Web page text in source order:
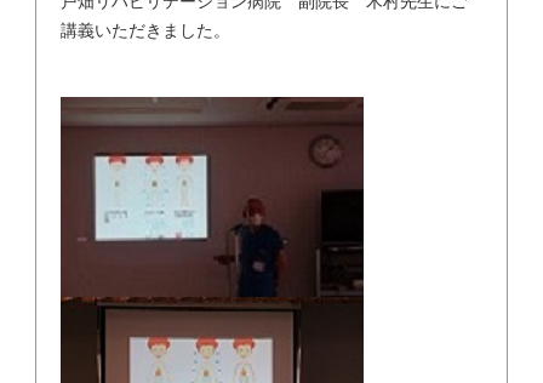
講義いただきました。